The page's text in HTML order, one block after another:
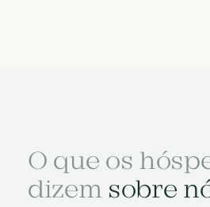
O que os
dizem sobre